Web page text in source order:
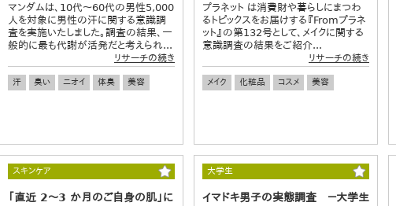
マンダムは、10代～60代の男性5,000
人を対象に男性の汗に関する意識調
査を実施いたしました。調査の結果、一
般的に最も代謝が活発だと考えられ...
リサーチの続き
汗 臭い ニオイ 体臭 美容
プラネット は消費財や暮らしにまつわ
るトピックスをお届けする『Fromプラネ
ット』の第132号として、メイクに関する
意識調査の結果をご紹介...
リサーチの続き
メイク 化粧品 コスメ 美容
スキンケア
「直近 2～3 か月のご自身の肌」に
大学生
イマドキ男子の実態調査 －大学生